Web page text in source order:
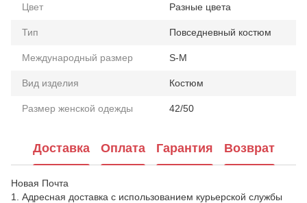
Цвет Разные цвета
Тип Повседневный костюм
Международный размер S-M
Вид изделия Костюм
Размер женской одежды 42/50
Доставка Оплата Гарантия Возврат
Новая Почта
1. Адресная доставка с использованием курьерской службы